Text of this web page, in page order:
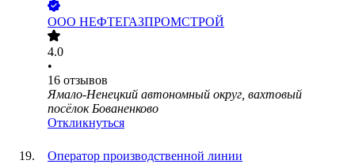
ООО НЕФТЕГАЗПРОМСТРОЙ
4.0
•
16 отзывов
Ямало-Ненецкий автономный округ, вахтовый
посёлок Бованенково
Откликнуться
Оператор производственной линии